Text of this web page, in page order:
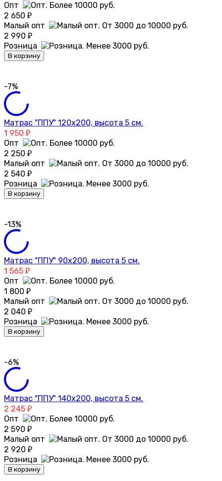
Опт
2 650 ₽
Малый опт
2 990 ₽
Розница
В корзину
-7%
Матрас "ППУ" 120х200, высота 5 см.
1 950 ₽
Опт
2 250 ₽
Малый опт
2 540 ₽
Розница
В корзину
-13%
Матрас "ППУ" 90х200, высота 5 см.
1 565 ₽
Опт
1 800 ₽
Малый опт
2 040 ₽
Розница
В корзину
-6%
Матрас "ППУ" 140х200, высота 5 см.
2 245 ₽
Опт
2 590 ₽
Малый опт
2 920 ₽
Розница
В корзину